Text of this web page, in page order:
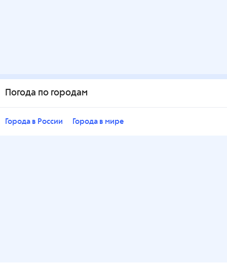
Погода по городам
Города в России Города в мире